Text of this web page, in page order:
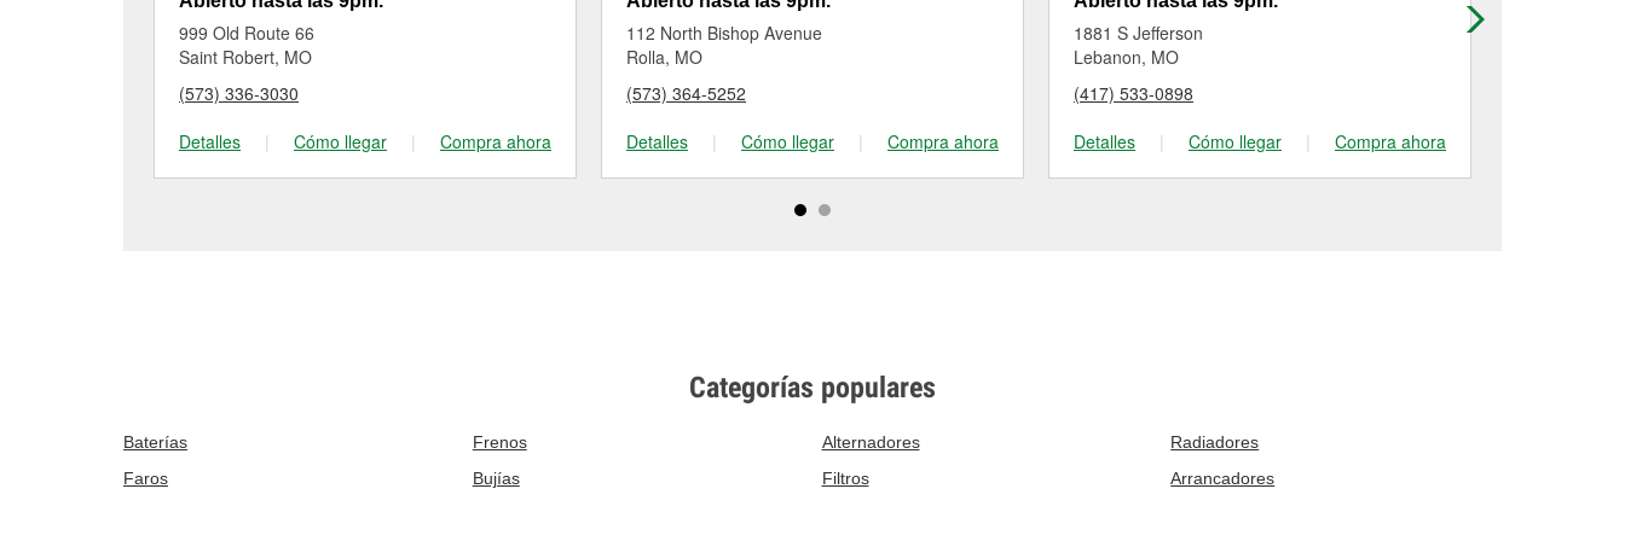
999 Old Route 66
Saint Robert, MO
(573) 336-3030
Detalles
| Cómo llegar | Compra ahora
112 North Bishop Avenue
Rolla, MO
(573) 364-5252
Detalles
| Cómo llegar | Compra ahora
1881 S Jefferson
Lebanon, MO
(417) 533-0898
Detalles
| Cómo llegar | Compra ahora
Categorías populares
Baterías Frenos Alternadores
Radiadores
Faros
Bujías Filtros Arrancadores